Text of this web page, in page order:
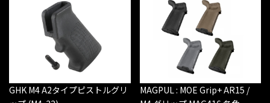
GHK M4 A2タイプピストルグリ
MAGPUL : MOE Grip+ AR15 /